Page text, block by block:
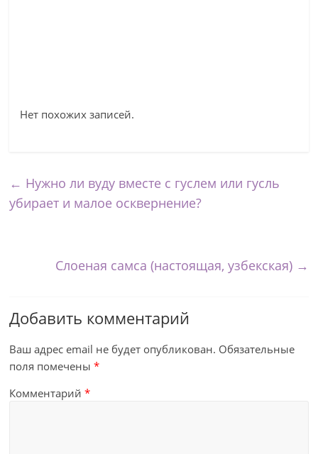
Нет похожих записей.
← Нужно ли вуду вместе с гуслем или гусль
убирает и малое осквернение?
Слоеная самса (настоящая, узбекская) →
Добавить комментарий
Ваш адрес email не будет опубликован. Обязательные
поля помечены*
Комментарий*